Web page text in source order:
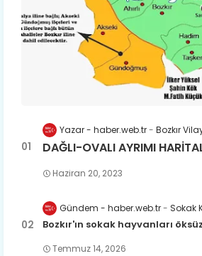
Yazar - haber.web.tr Bozkır
DAĞLI-OVALI AYRIMI
Haziran 20, 2023
Gündem - haber.web.tr Sokak
Bozkır'ın sokak hayvanları
Temmuz 14, 2026